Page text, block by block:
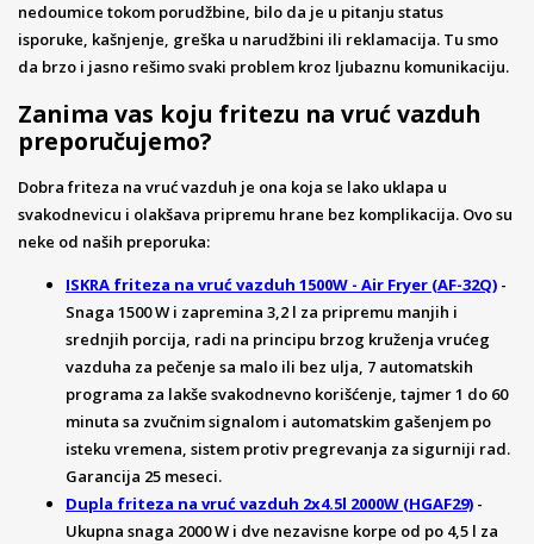
nedoumice tokom porudžbine, bilo da je u pitanju status
isporuke, kašnjenje, greška u narudžbini ili reklamacija. Tu smo
da brzo i jasno rešimo svaki problem kroz ljubaznu komunikaciju.
Zanima vas koju fritezu na vruć vazduh
preporučujemo?
Dobra friteza na vruć vazduh je ona koja se lako uklapa u
svakodnevicu i olakšava pripremu hrane bez komplikacija. Ovo su
neke od naših preporuka:
ISKRA friteza na vruć vazduh 1500W - Air Fryer (AF-32Q) -
Snaga 1500 W i zapremina 3,2 l za pripremu manjih i
srednjih porcija, radi na principu brzog kruženja vrućeg
vazduha za pečenje sa malo ili bez ulja, 7 automatskih
programa za lakše svakodnevno korišćenje, tajmer 1 do 60
minuta sa zvučnim signalom i automatskim gašenjem po
isteku vremena, sistem protiv pregrevanja za sigurniji rad.
Garancija 25 meseci.
Dupla friteza na vruć vazduh 2x4.5l 2000W (HGAF29) -
Ukupna snaga 2000 W i dve nezavisne korpe od po 4,5 l za